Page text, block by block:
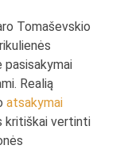
Tomaševskio
pasisakymai
Realią
atsakymai
kritiškai vertinti